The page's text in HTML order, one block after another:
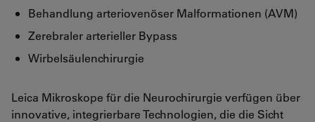
Behandlung arteriovenöser Malformationen (AVM)
Zerebraler arterieller Bypass
Wirbelsäulenchirurgie
Leica Mikroskope für die Neurochirurgie verfügen über
innovative, integrierbare Technologien, die die Sicht